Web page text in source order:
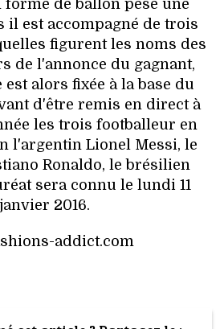
forme de ballon pèse une
il est accompagné de trois
figurent les noms des
de l'annonce du gagnant,
est alors fixée à la base du
d'être remis en direct à
les trois footballeur en
l'argentin Lionel Messi, le
Ronaldo, le brésilien
sera connu le lundi 11
janvier 2016.
addict.com